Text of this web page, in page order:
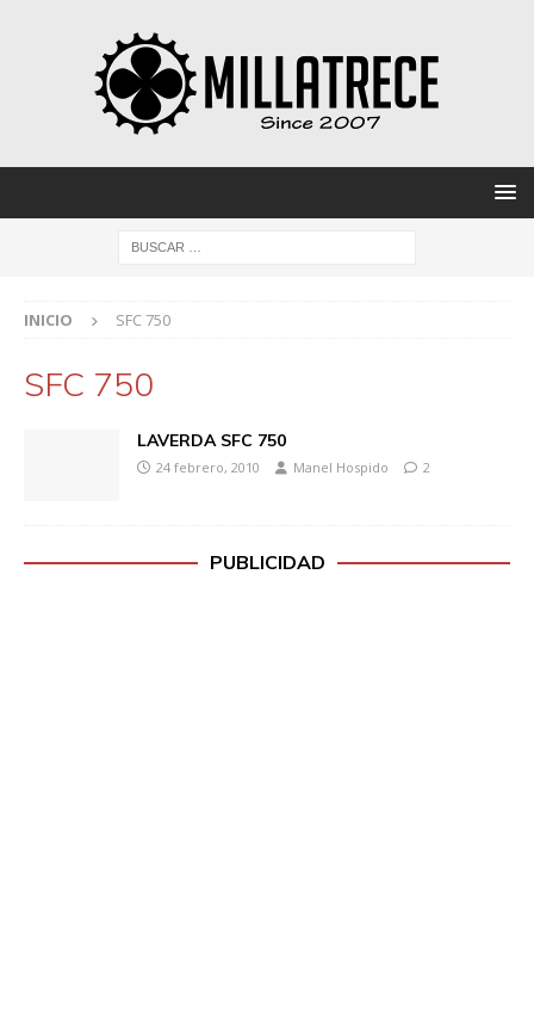
INICIO SFC 750
SFC 750
LAVERDA SFC 750
24 febrero, 2010 Manel Hospido 2
PUBLICIDAD